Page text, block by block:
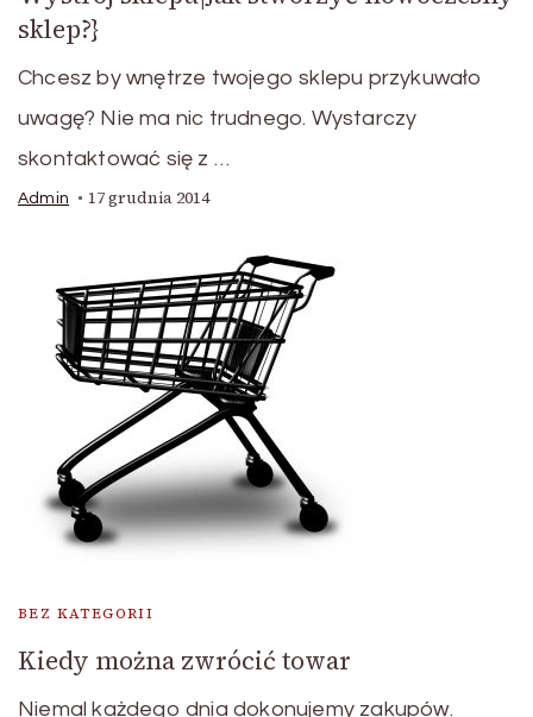
sklep?}
Chcesz by wnętrze twojego sklepu przykuwało
uwagę? Nie ma nic trudnego. Wystarczy
skontaktować się z …
Admin 17 grudnia 2014
BEZ KATEGORII
Kiedy można zwrócić towar
Niemal każdego dnia dokonujemy zakupów.